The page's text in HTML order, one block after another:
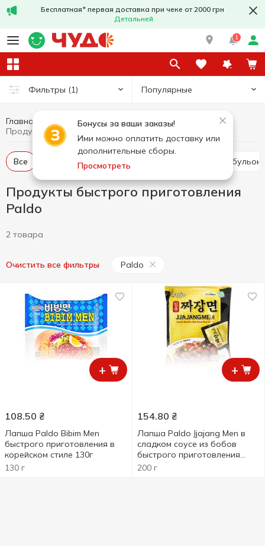
Бесплатная* первая доставка при чеке от 2000 грн
Детальней
1
Фильтры (1) Популярные
Бонусы за ваши заказы!
Ими можно оплатить доставку или
дополнительные сборы.
Просмотреть
Главная Бакалея
Все Лапша быстрого приготовления Супы и
Продукты быстрого приготовления
Paldo
2 товара
Очистить все фильтры Paldo
+
108.50 ₴
Лапша Paldo Bibim Men
быстрого приготовления в
корейском стиле 130г
130 г
+
154.80 ₴
Лапша Paldo Jjajang Men в
сладком соусе из бобов
быстрого приготовления
200г
200 г